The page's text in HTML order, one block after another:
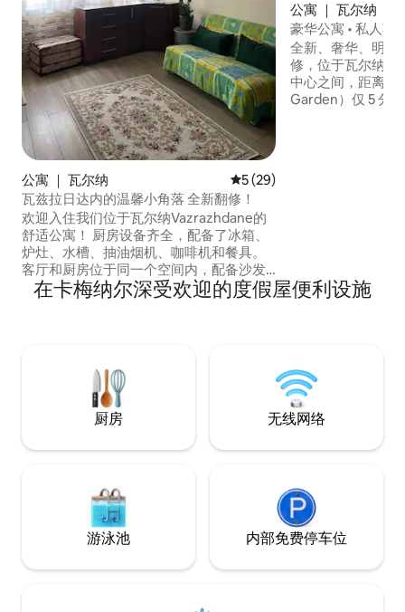
公寓 ｜ 瓦尔纳 平均评分 5 分（满分 5 分）
5 (29)
瓦兹拉日达内的温馨小角落 全新翻修！
欢迎入住我们位于瓦尔纳Vazrazhdane的
舒适公寓！ 厨房设备齐全，配备了冰箱、
炉灶、水槽、抽油烟机、咖啡机和餐具。
客厅和厨房位于同一个空间内，配备沙发
床、桌子、电视和无线网络。 卧室已彻底
翻新。卧室内有一张大床、一个衣柜和一
时光——我们期待您的光临！
公寓 ｜ 瓦尔纳
豪华公寓 • 私人车
全新、奢华、明亮
修，位于瓦尔纳市
中心之间，距离市
Garden）仅 5 分钟车程 停车
在卡梅纳尔深受欢迎的度假屋便利设施
厨房 无线网络
游泳池 内部免费停车位